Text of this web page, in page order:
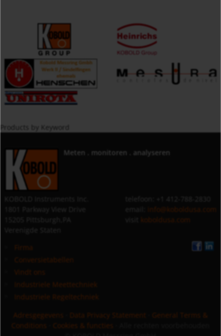
Products by Keyword
Meten . monitoren . analyseren
info@koboldusa.com
koboldusa.com
Firma
Conversietabellen
Vindt ons
Industriele Meettechniek
Industriele Regeltechniek
Adresgegevens
Data Privacy Statement
General Terms &
Conditions
Cookies & functies